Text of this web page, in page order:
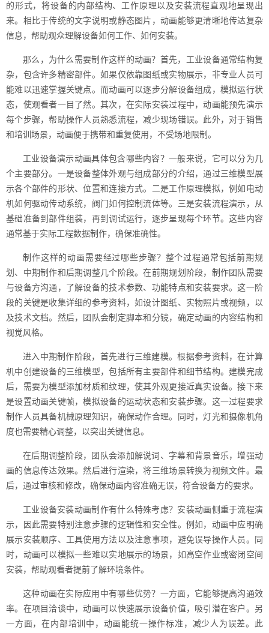
的形式，将设备的内部结构、工作原理以及安装流程直观地呈现出
来。相比于传统的文字说明或静态图片，动画能够更清晰地传达复杂
信息，帮助观众理解设备如何工作、如何安装。
那么，为什么需要制作这样的动画？首先，工业设备通常结构复
杂，包含许多精密部件。如果仅依靠图纸或实物展示，非专业人员可
能难以迅速掌握关键点。而动画可以逐步分解设备组成，模拟运行状
态，使观看者一目了然。其次，在实际安装过程中，动画能预先演示
每个步骤，帮助操作人员熟悉流程，减少现场错误。此外，对于销售
和培训场景，动画便于携带和重复使用，不受场地限制。
工业设备演示动画具体包含哪些内容？一般来说，它可以分为几
个主要部分。一是设备整体外观与组成部分的介绍，通过三维模型展
示各个部件的形状、位置和连接方式。二是工作原理模拟，例如电动
机如何驱动传动系统，阀门如何控制流体等。三是安装流程演示，从
基础准备到部件组装，再到调试运行，逐步呈现每个环节。这些内容
通常基于实际工程数据制作，确保准确性。
制作这样的动画需要经过哪些步骤？整个过程通常包括前期规
划、中期制作和后期调整几个阶段。在前期规划阶段，制作团队需要
与设备方沟通，了解设备的技术参数、功能特点和安装要求。这一阶
段的关键是收集详细的参考资料，如设计图纸、实物照片或视频，以
及技术文档。然后，团队会制定脚本和分镜，确定动画的内容结构和
视觉风格。
进入中期制作阶段，首先进行三维建模。根据参考资料，在计算
机中创建设备的三维模型，包括所有主要部件和细节结构。建模完成
后，需要为模型添加材质和纹理，使其外观更接近真实设备。接下来
是设置动画关键帧，模拟设备的运动状态和安装步骤。这一过程要求
制作人员具备机械原理知识，确保动作合理。同时，灯光和摄像机角
度也需要精心调整，以突出关键信息。
在后期调整阶段，团队会添加解说词、字幕和背景音乐，增强动
画的信息传达效果。然后进行渲染，将三维场景转换为视频文件。最
后，通过审核和修改，确保动画内容准确无误，符合设备方的要求。
工业设备安装动画制作有什么特殊考虑？安装动画侧重于流程演
示，因此需要特别注意步骤的逻辑性和安全性。例如，动画中应明确
展示安装顺序、工具使用方法以及注意事项，避免误导操作人员。同
时，动画可以模拟一些难以实地展示的场景，如高空作业或密闭空间
安装，帮助观看者提前了解环境条件。
这种动画在实际应用中有哪些优势？一方面，它能够提高沟通效
率。在项目洽谈中，动画可以快速展示设备价值，吸引潜在客户。另
一方面，在内部培训中，动画能统一操作标准，减少人为误差。此